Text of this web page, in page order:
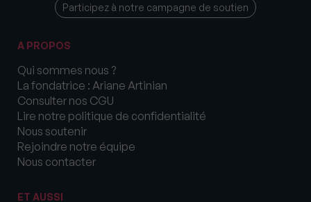
Participez à notre campagne de soutien
A PROPOS
Qui sommes nous ?
La fondatrice : Ariane Artinian
Consulter nos CGU
Lire notre politique de confidentialité
Nous soutenir
Rejoindre notre équipe
Nous contacter
ET AUSSI